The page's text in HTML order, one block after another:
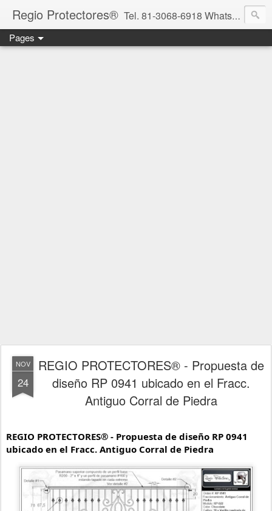
Regio Protectores® Tel. 81-3068-6918 WhatsApp 81-2636-2823 / 33-1145-3780 cotizacionregioprotectores@gmail.com / regioprotectores@gmail.com https://www.facebook.com/RegioProtectores/
Pages
NOV
24
REGIO PROTECTORES® - Propuesta de
diseño RP 0941 ubicado en el Fracc.
Antiguo Corral de Piedra
REGIO PROTECTORES® - Propuesta de diseño RP 0941
ubicado en el Fracc. Antiguo Corral de Piedra